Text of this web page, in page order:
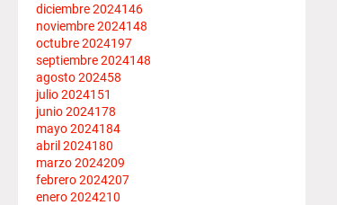
diciembre 2024146
noviembre 2024148
octubre 2024197
septiembre 2024148
agosto 202458
julio 2024151
junio 2024178
mayo 2024184
abril 2024180
marzo 2024209
febrero 2024207
enero 2024210